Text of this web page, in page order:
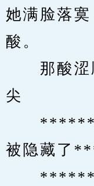
她满脸落
酸。
那酸涩
尖
******后
被隐藏了
******后